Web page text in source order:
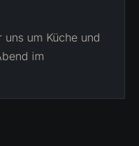
um Küche und
im